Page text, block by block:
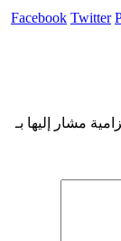
Facebook Twitter
مشار إليها بـ